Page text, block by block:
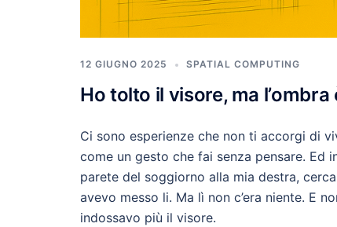
12 GIUGNO 2025 SPATIAL COMPUTING
Ho tolto il visore, ma
Ci sono esperienze che non ti accorgi di
come un gesto che fai senza pensare. Ed
parete del soggiorno alla mia destra,
avevo messo li. Ma lì non c’era niente. E
indossavo più il visore.